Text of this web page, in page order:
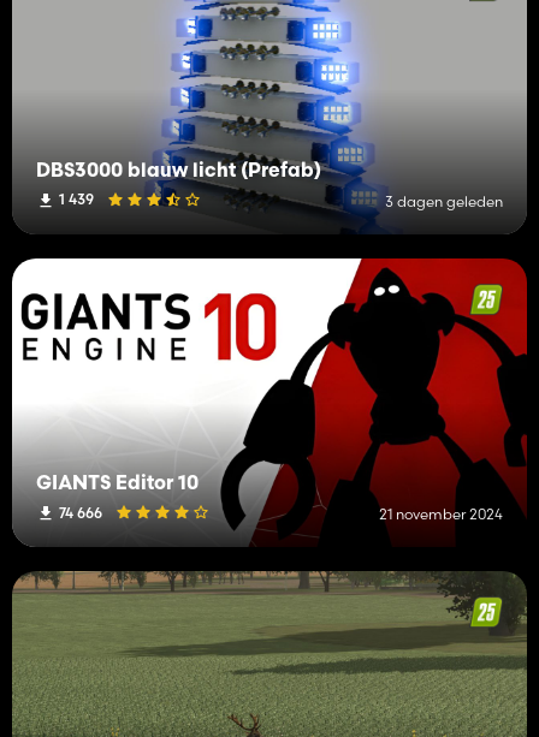
DBS3000 blauw licht (Prefab)
1 439 3 dagen geleden
GIANTS Editor 10
74 666 21 november 2024